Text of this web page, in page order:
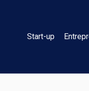
Start-up